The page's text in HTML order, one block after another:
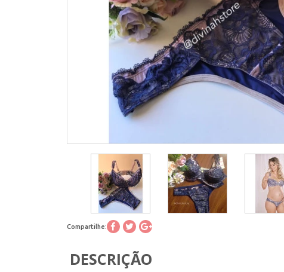
Compartilhe:
DESCRIÇÃO